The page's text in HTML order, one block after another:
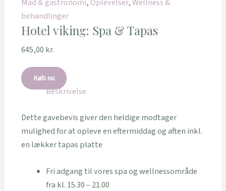
Mad & gastronomi, Oplevelser,Wellness &
behandlinger
Hotel viking: Spa & Tapas
645,00 kr.
Køb nu
Beskrivelse
Dette gavebevis giver den heldige modtager
mulighed for at opleve en eftermiddag og aften inkl.
en lækker tapas platte
Fri adgang til vores spa og wellnessområde
fra kl. 15.30 – 21.00